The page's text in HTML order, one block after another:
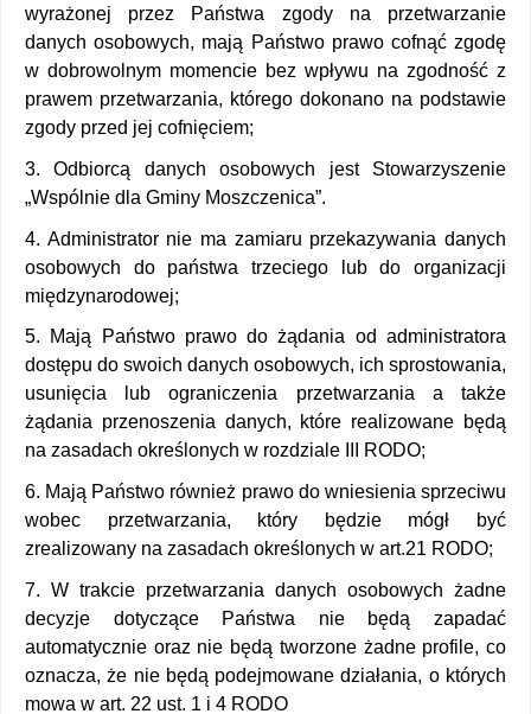
wyrażonej przez Państwa zgody na przetwarzanie
danych osobowych, mają Państwo prawo cofnąć zgodę
w dobrowolnym momencie bez wpływu na zgodność z
prawem przetwarzania, którego dokonano na podstawie
zgody przed jej cofnięciem;
3. Odbiorcą danych osobowych jest Stowarzyszenie
„Wspólnie dla Gminy Moszczenica”.
4. Administrator nie ma zamiaru przekazywania danych
osobowych do państwa trzeciego lub do organizacji
międzynarodowej;
5. Mają Państwo prawo do żądania od administratora
dostępu do swoich danych osobowych, ich sprostowania,
usunięcia lub ograniczenia przetwarzania a także
żądania przenoszenia danych, które realizowane będą
na zasadach określonych w rozdziale III RODO;
6. Mają Państwo również prawo do wniesienia sprzeciwu
wobec przetwarzania, który będzie mógł być
zrealizowany na zasadach określonych w art.21 RODO;
7. W trakcie przetwarzania danych osobowych żadne
decyzje dotyczące Państwa nie będą zapadać
automatycznie oraz nie będą tworzone żadne profile, co
oznacza, że nie będą podejmowane działania, o których
mowa w art. 22 ust. 1 i 4 RODO